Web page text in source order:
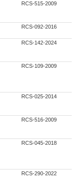
RCS-515-2009
RCS-092-2016
RCS-142-2024
RCS-109-2009
RCS-025-2014
RCS-516-2009
RCS-045-2018
RCS-290-2022